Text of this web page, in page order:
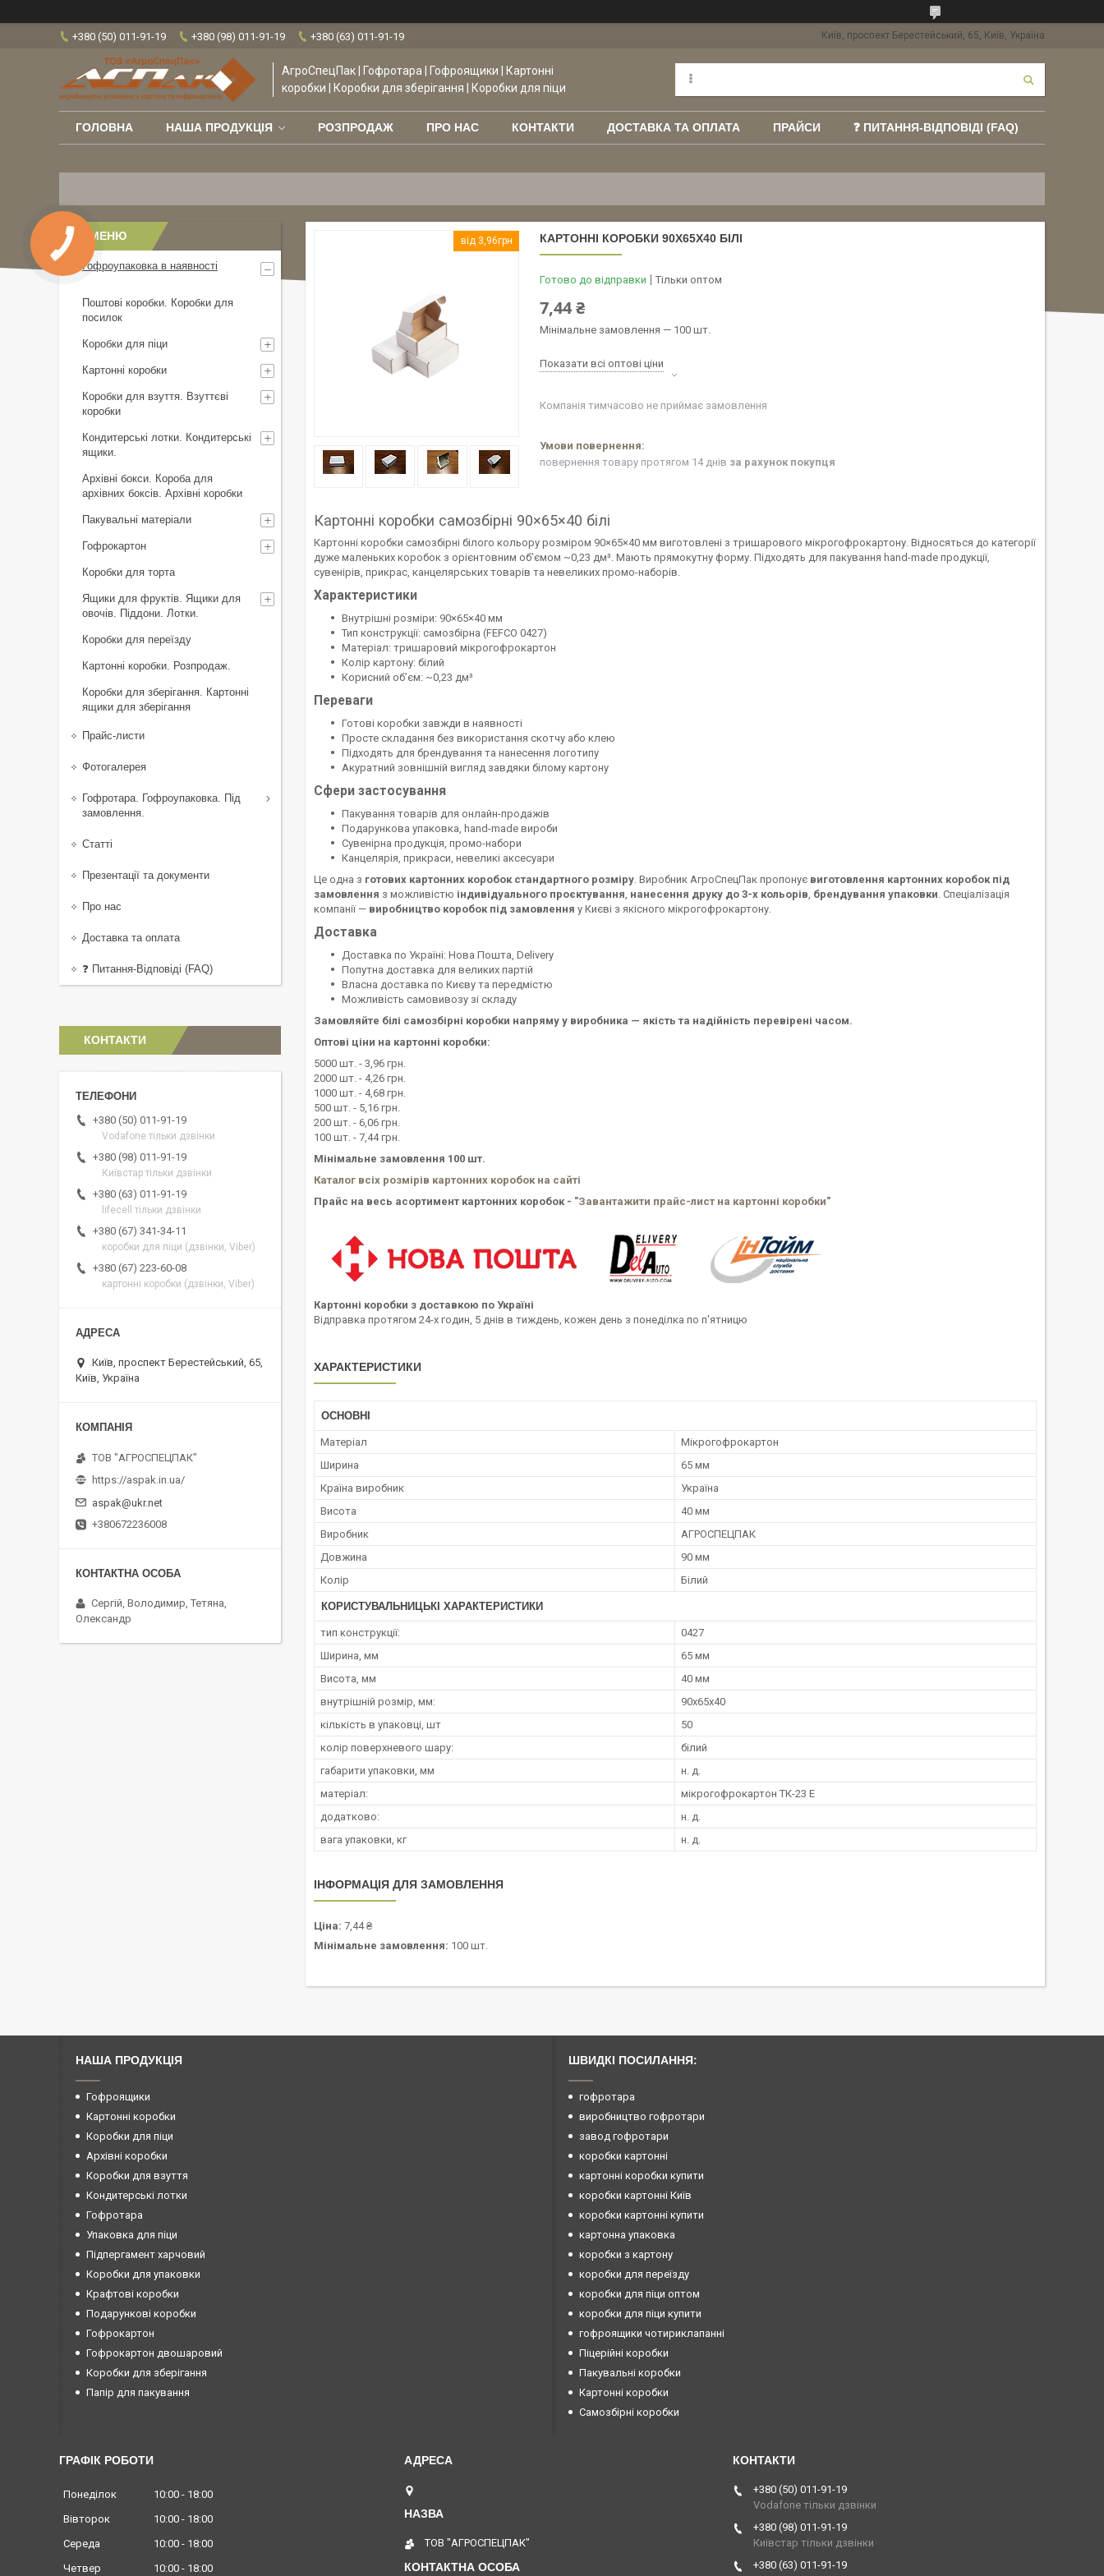
+380 (50) 011-91-19 +380 (98) 011-91-19 +380 (63) 011-91-19 Київ, проспект Берестейський, 65, Київ, Україна
АгроСпецПак | Гофротара | Гофроящики | Картонні
коробки | Коробки для зберігання | Коробки для піци
ГОЛОВНА НАША ПРОДУКЦІЯ РОЗПРОДАЖ ПРО НАС КОНТАКТИ ДОСТАВКА ТА ОПЛАТА ПРАЙСИ ❓ ПИТАННЯ-ВІДПОВІДІ (FAQ)
від 3,96грн КАРТОННІ КОРОБКИ 90Х65Х40 БІЛІ
Готово до відправки Тільки оптом
7,44 ₴
Мінімальне замовлення — 100 шт.
Показати всі оптові ціни
Компанія тимчасово не приймає замовлення
повернення товару протягом 14 днів за рахунок покупця
Картонні коробки самозбірні 90×65×40 білі
Картонні коробки самозбірні білого кольору розміром 90×65×40 мм виготовлені з тришарового мікрогофрокартону. Відносяться до категорії
дуже маленьких коробок з орієнтовним об’ємом ~0,23 дм³. Мають прямокутну форму. Підходять для пакування hand-made продукції,
сувенірів, прикрас, канцелярських товарів та невеликих промо-наборів.
Характеристики
Внутрішні розміри: 90×65×40 мм
Тип конструкції: самозбірна (FEFCO 0427)
Матеріал: тришаровий мікрогофрокартон
Колір картону: білий
Корисний обʼєм: ~0,23 дм³
Переваги
Готові коробки завжди в наявності
Просте складання без використання скотчу або клею
Підходять для брендування та нанесення логотипу
Акуратний зовнішній вигляд завдяки білому картону
Сфери застосування
Пакування товарів для онлайн-продажів
Подарункова упаковка, hand-made вироби
Сувенірна продукція, промо-набори
Канцелярія, прикраси, невеликі аксесуари
Це одна з готових картонних коробок стандартного розміру. Виробник АгроСпецПак пропонує виготовлення картонних коробок під
замовлення з можливістю індивідуального проєктування, нанесення друку до 3-х кольорів, брендування упаковки. Спеціалізація
компанії — виробництво коробок під замовлення у Києві з якісного мікрогофрокартону.
Доставка
Доставка по Україні: Нова Пошта, Delivery
Попутна доставка для великих партій
Власна доставка по Києву та передмістю
Можливість самовивозу зі складу
Замовляйте білі самозбірні коробки напряму у виробника — якість та надійність перевірені часом.
Оптові ціни на картонні коробки:
5000 шт. - 3,96 грн.
2000 шт. - 4,26 грн.
1000 шт. - 4,68 грн.
500 шт. - 5,16 грн.
200 шт. - 6,06 грн.
100 шт. - 7,44 грн.
Мінімальне замовлення 100 шт.
Каталог всіх розмірів картонних коробок на сайті
Прайс на весь асортимент картонних коробок - "Завантажити прайс-лист на картонні коробки"
Картонні коробки з доставкою по Україні
Відправка протягом 24-х годин, 5 днів в тиждень, кожен день з понеділка по п'ятницю
ХАРАКТЕРИСТИКИ
ОСНОВНІ
Матеріал
Мікрогофрокартон
Ширина
65 мм
Країна виробник
Україна
Висота
40 мм
Виробник
АГРОСПЕЦПАК
Довжина
90 мм
Колір
Білий
КОРИСТУВАЛЬНИЦЬКІ ХАРАКТЕРИСТИКИ
тип конструкції:
0427
Ширина, мм
65 мм
Висота, мм
40 мм
внутрішній розмір, мм:
90х65х40
кількість в упаковці, шт
50
колір поверхневого шару:
білий
габарити упаковки, мм
н. д.
матеріал:
мікрогофрокартон ТК-23 Е
додатково:
н. д.
вага упаковки, кг
н. д.
ІНФОРМАЦІЯ ДЛЯ ЗАМОВЛЕННЯ
Ціна: 7,44 ₴
Мінімальне замовлення: 100 шт.
Гофроупаковка в наявності
Поштові коробки. Коробки для
посилок
Коробки для піци
Картонні коробки
Коробки для взуття. Взуттєві
коробки
Кондитерські лотки. Кондитерські
ящики.
Архівні бокси. Короба для
архівних боксів. Архівні коробки
Пакувальні матеріали
Гофрокартон
Коробки для торта
Ящики для фруктів. Ящики для
овочів. Піддони. Лотки.
Коробки для переїзду
Картонні коробки. Розпродаж.
Коробки для зберігання. Картонні
ящики для зберігання
Прайс-листи
Фотогалерея
Гофротара. Гофроупаковка. Під
замовлення.
Статті
Презентації та документи
Про нас
Доставка та оплата
❓ Питання-Відповіді (FAQ)
КОНТАКТИ
+380 (50) 011-91-19
Vodafone тільки дзвінки
+380 (98) 011-91-19
Київстар тільки дзвінки
+380 (63) 011-91-19
lifecell тільки дзвінки
+380 (67) 341-34-11
коробки для піци (дзвінки, Viber)
+380 (67) 223-60-08
картонні коробки (дзвінки, Viber)
Київ, проспект Берестейський, 65,
Київ, Україна
ТОВ "АГРОСПЕЦПАК"
https://aspak.in.ua/
aspak@ukr.net
+380672236008
Сергій, Володимир, Тетяна,
Олександр
НАША ПРОДУКЦІЯ
Гофроящики
Картонні коробки
Коробки для піци
Архівні коробки
Коробки для взуття
Кондитерські лотки
Гофротара
Упаковка для піци
Підпергамент харчовий
Коробки для упаковки
Крафтові коробки
Подарункові коробки
Гофрокартон
Гофрокартон двошаровий
Коробки для зберігання
Папір для пакування
ШВИДКІ ПОСИЛАННЯ:
гофротара
виробництво гофротари
завод гофротари
коробки картонні
картонні коробки купити
коробки картонні Київ
коробки картонні купити
картонна упаковка
коробки з картону
коробки для переїзду
коробки для піци оптом
коробки для піци купити
гофроящики чотириклапанні
Піцерійні коробки
Пакувальні коробки
Картонні коробки
Самозбірні коробки
ГРАФІК РОБОТИ
Понеділок 10:00
18:00
Вівторок
10:00
18:00
Середа
10:00
18:00
Четвер
10:00 18:00
ТОВ "АГРОСПЕЦПАК"
+380 (50) 011-91-19
Vodafone тільки дзвінки
+380 (98) 011-91-19
Київстар тільки дзвінки
+380 (63) 011-91-19